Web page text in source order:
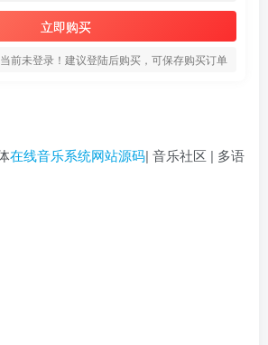
立即购买
前未登录！建议登陆后购买，可保存购买订单
在线音乐系统网站源码| 音乐社区 | 多语